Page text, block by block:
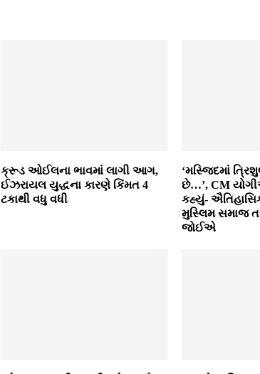
ક્રૂડ ઓઈલના ભાવમાં લાગી આગ,
ઈઝરાયલ યુદ્ધના કારણે કિંમત 4
ટકાથી વધુ વધી
‘મસ્જિદમાં
છે…’, CM
કહ્યું-
મુસ્લિમ સમાજ
જોઈએ